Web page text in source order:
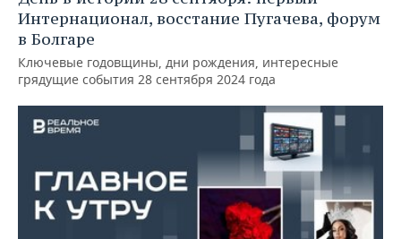
Интернационал, восстание Пугачева, форум
в Болгаре
Ключевые годовщины, дни рождения, интересные
грядущие события 28 сентября 2024 года